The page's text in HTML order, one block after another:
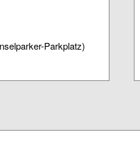
Parkplatz)